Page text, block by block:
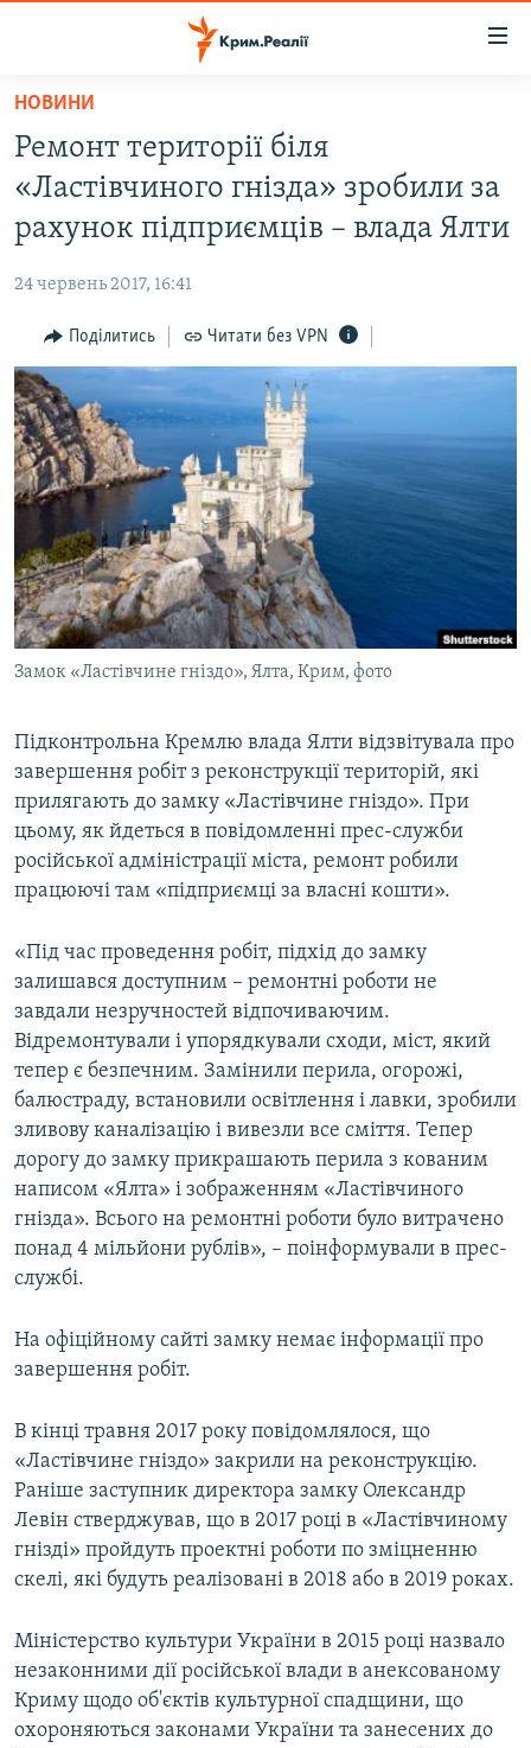
Перейти
основного
матеріалу
до
основної
навігації
Перейти
до
пошуку
ВІДЕО ТА ФОТО
БЛОГИ
ПОГЛЯД
ІНТЕРВ'Ю
ВСЕ ЗА ДЕНЬ
СПЕЦПРОЕКТИ
ДЕПОРТАЦІЯ
ВІДЕОУРОКИ «ELIFBE»
СВІДЧЕННЯ ОКУПАЦІЇ
УКРАЇНСЬКА ПРОБЛЕМА КРИМУ
ІНФОГРАФІКА
ЯК ОБІЙТИ БЛОКУВАННЯ
Русский
Qırımtatar
ДОЛУЧАЙСЯ!
Усі сайти RFE/RL
НОВИНИ
Ремонт території біля
«Ластівчиного гнізда» зробили за
рахунок підприємців – влада Ялти
24 червень 2017, 16:41
Поділитись Читати без VPN
Замок «Ластівчине гніздо», Ялта, Крим, фото
Підконтрольна Кремлю влада Ялти відзвітувала про
завершення робіт з реконструкції територій, які
прилягають до замку «Ластівчине гніздо». При
цьому, як йдеться в повідомленні прес-служби
російської адміністрації міста, ремонт робили
працюючі там «підприємці за власні кошти».
«Під час проведення робіт, підхід до замку
залишався доступним – ремонтні роботи не
завдали незручностей відпочиваючим.
Відремонтували і упорядкували сходи, міст, який
тепер є безпечним. Замінили перила, огорожі,
балюстраду, встановили освітлення і лавки, зробили
зливову каналізацію і вивезли все сміття. Тепер
дорогу до замку прикрашають перила з кованим
написом «Ялта» і зображенням «Ластівчиного
гнізда». Всього на ремонтні роботи було витрачено
понад 4 мільйони рублів», – поінформували в прес-
службі.
На офіційному сайті замку немає інформації про
завершення робіт.
В кінці травня 2017 року повідомлялося, що
«Ластівчине гніздо» закрили на реконструкцію.
Раніше заступник директора замку Олександр
Левін стверджував, що в 2017 році в «Ластівчиному
гнізді» пройдуть проектні роботи по зміцненню
скелі, які будуть реалізовані в 2018 або в 2019 роках.
Міністерство культури України в 2015 році назвало
незаконними дії російської влади в анексованому
Криму щодо об'єктів культурної спадщини, що
охороняються законами України та занесених до